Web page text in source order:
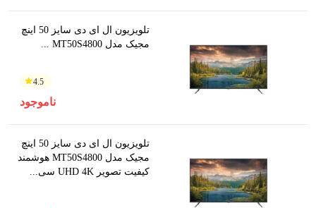
تلویزیون ال ای دی سایز 50 اینچ
مجیک مدل MT50S4800 ...
4.5
ناموجود
تلویزیون ال ای دی سایز 50 اینچ
مجیک مدل MT50S4800 هوشمند
کیفیت تصویر UHD 4K سی...